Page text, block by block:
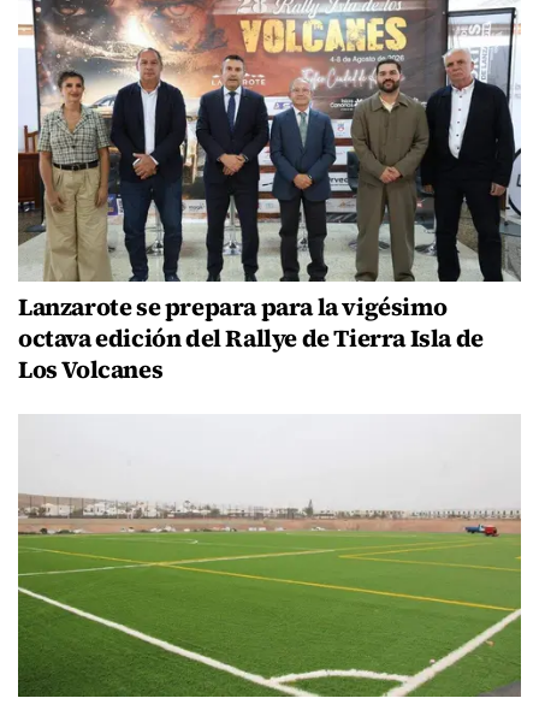
Lanzarote se prepara para la vigésimo
octava edición del Rallye de Tierra Isla de
Los Volcanes